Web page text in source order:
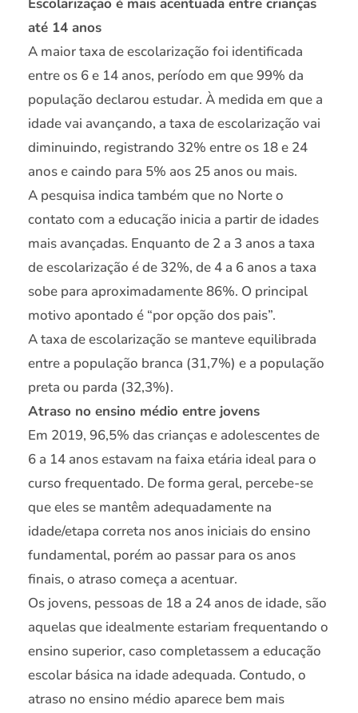
Escolarização é mais acentuada entre crianças
até 14 anos
A maior taxa de escolarização foi identificada
entre os 6 e 14 anos, período em que 99% da
população declarou estudar. À medida em que a
idade vai avançando, a taxa de escolarização vai
diminuindo, registrando 32% entre os 18 e 24
anos e caindo para 5% aos 25 anos ou mais.
A pesquisa indica também que no Norte o
contato com a educação inicia a partir de idades
mais avançadas. Enquanto de 2 a 3 anos a taxa
de escolarização é de 32%, de 4 a 6 anos a taxa
sobe para aproximadamente 86%. O principal
motivo apontado é “por opção dos pais”.
A taxa de escolarização se manteve equilibrada
entre a população branca (31,7%) e a população
preta ou parda (32,3%).
Atraso no ensino médio entre jovens
Em 2019, 96,5% das crianças e adolescentes de
6 a 14 anos estavam na faixa etária ideal para o
curso frequentado. De forma geral, percebe-se
que eles se mantêm adequadamente na
idade/etapa correta nos anos iniciais do ensino
fundamental, porém ao passar para os anos
finais, o atraso começa a acentuar.
Os jovens, pessoas de 18 a 24 anos de idade, são
aquelas que idealmente estariam frequentando o
ensino superior, caso completassem a educação
escolar básica na idade adequada. Contudo, o
atraso no ensino médio aparece bem mais